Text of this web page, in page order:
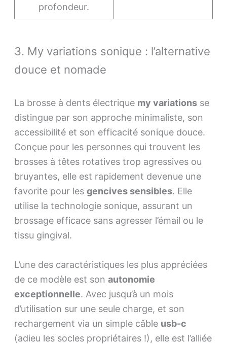
profondeur.
3. My variations sonique : l’alternative
douce et nomade
La brosse à dents électrique my variationsse
distingue par son approche minimaliste, son
accessibilité et son efficacité sonique douce.
Conçue pour les personnes qui trouvent les
brosses à têtes rotatives trop agressives ou
bruyantes, elle est rapidement devenue une
favorite pour les gencives sensibles. Elle
utilise la technologie sonique, assurant un
brossage efficace sans agresser l’émail ou le
tissu gingival.
L’une des caractéristiques les plus appréciées
de ce modèle est son autonomie
exceptionnelle. Avec jusqu’à un mois
d’utilisation sur une seule charge, et son
rechargement via un simple câble usb-c
(adieu les socles propriétaires !), elle est l’alliée